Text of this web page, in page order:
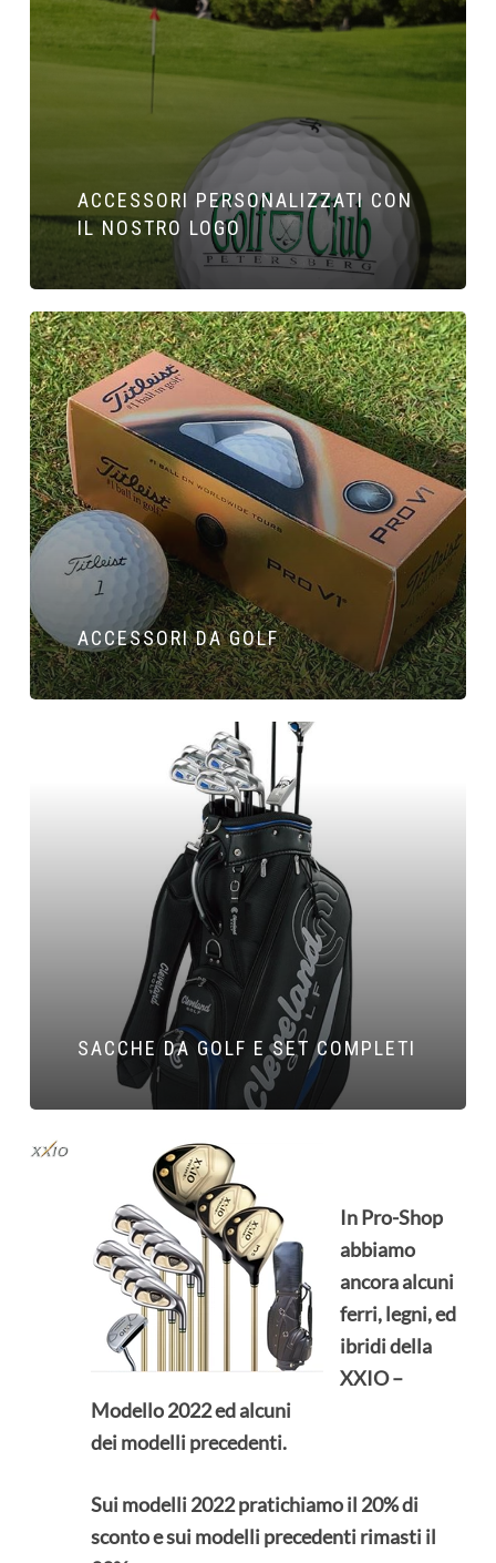
ACCESSORI PERSONALIZZATI CON
IL NOSTRO LOGO
ACCESSORI DA GOLF
SACCHE DA GOLF E SET COMPLETI
In Pro-Shop
abbiamo
ancora alcuni
ferri, legni, ed
ibridi della
XXIO –
Modello 2022 ed alcuni
dei modelli precedenti.
Sui modelli 2022 pratichiamo il 20% di
sconto e sui modelliprecedenti rimasti il